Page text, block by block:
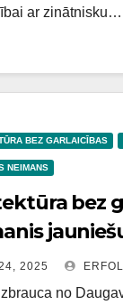
ar zinātnisku…
BEZ GARLAICĪBAS
NEIMANS
bez
2025
no